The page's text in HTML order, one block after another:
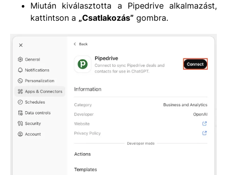
Miután kiválasztotta a Pipedrive alkalmazást,
kattintson a „Csatlakozás” gombra.